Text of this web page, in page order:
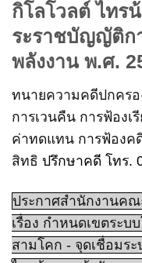
กิโลโวลต์ ไทร
ระราชบัญญัติก
พลังงาน พ.ศ.
ทนายความคดีปกครอ
การเวนคืน การฟ้อง
ค่าทดแทน การฟ้องค
สิทธิ ปรึกษาคดี โทร.
ประกาศสำนักงานคณ
เรื่อง กำหนดเขตระบ
สามโคก - จุดเชื่อมร